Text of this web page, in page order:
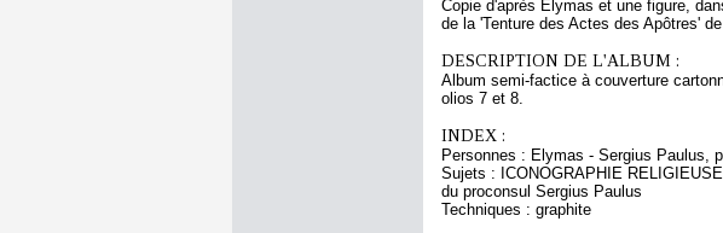
Copie d'après Elymas et une figure,
de la 'Tenture des Actes des Apôtres'
DESCRIPTION DE L'ALBUM :
Album semi-factice à couverture
olios 7 et 8.
INDEX :
Personnes : Elymas - Sergius Paulus,
Sujets : ICONOGRAPHIE
du proconsul Sergius Paulus
Techniques : graphite